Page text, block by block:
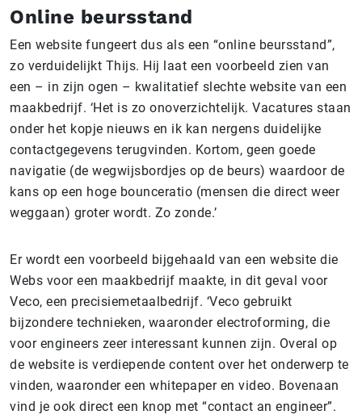
Online beursstand
Een website fungeert dus als een “online beursstand”,
zo verduidelijkt Thijs. Hij laat een voorbeeld zien van
een – in zijn ogen – kwalitatief slechte website van een
maakbedrijf. ‘Het is zo onoverzichtelijk. Vacatures staan
onder het kopje nieuws en ik kan nergens duidelijke
contactgegevens terugvinden. Kortom, geen goede
navigatie (de wegwijsbordjes op de beurs) waardoor de
kans op een hoge bounceratio (mensen die direct weer
weggaan) groter wordt. Zo zonde.’
Er wordt een voorbeeld bijgehaald van een website die
Webs voor een maakbedrijf maakte, in dit geval voor
Veco, een precisiemetaalbedrijf. ‘Veco gebruikt
bijzondere technieken, waaronder electroforming, die
voor engineers zeer interessant kunnen zijn. Overal op
de website is verdiepende content over het onderwerp te
vinden, waaronder een whitepaper en video. Bovenaan
vind je ook direct een knop met “contact an engineer”.